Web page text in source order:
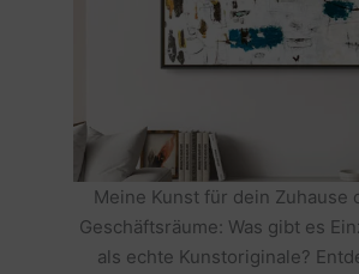
Meine Kunst für dein Zuhause
Geschäftsräume: Was gibt es
als echte Kunstoriginale?